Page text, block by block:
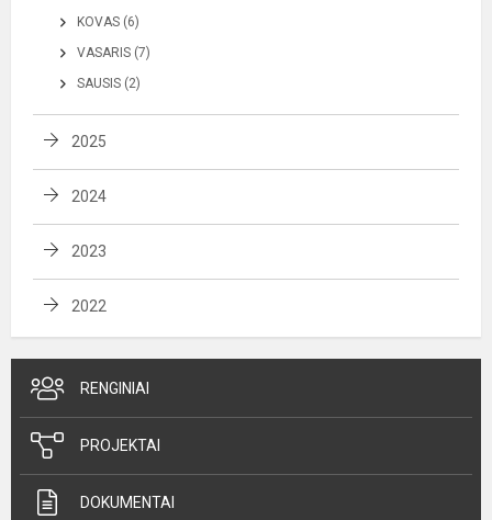
KOVAS (6)
VASARIS (7)
SAUSIS (2)
2025
2024
2023
2022
RENGINIAI
PROJEKTAI
DOKUMENTAI